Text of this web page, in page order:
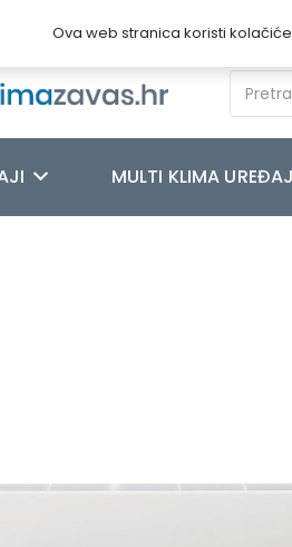
Kontakt
MULTI KLIMA
Ova web stranica koristi